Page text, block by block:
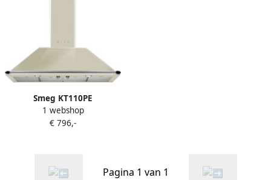
Smeg KT110PE
Muurmontage Crème 820m³
uur A afzuigkap
1 webshop
€ 796,-
Pagina 1 van 1